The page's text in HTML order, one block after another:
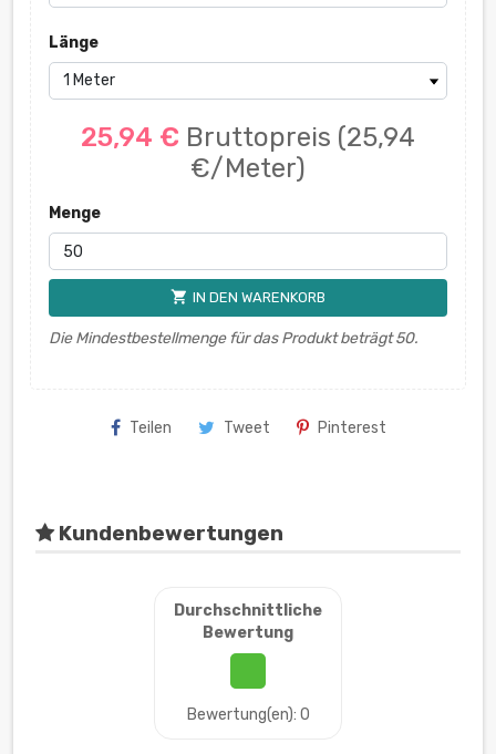
Länge
25,94 € Bruttopreis (25,94
€/Meter)
Menge
shopping_cart IN DEN WARENKORB
Die Mindestbestellmenge für das Produkt beträgt 50.
Teilen Tweet Pinterest
Kundenbewertungen
Durchschnittliche
Bewertung
Bewertung(en): 0